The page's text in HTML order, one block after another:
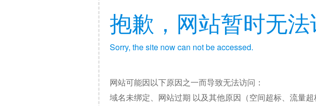
抱歉，网站暂时无法
Sorry, the site now can not be accessed.
网站可能因以下原因之一而导致无法访问：
域名未绑定、网站过期 以及其他原因（空间超标、流量